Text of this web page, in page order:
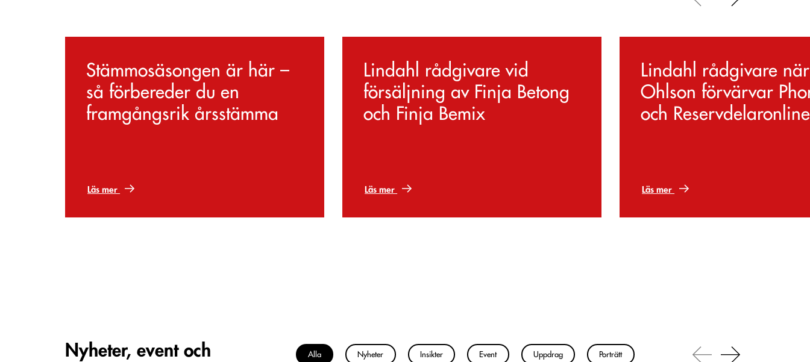
Stämmosäsongen är här –
så förbereder du en
framgångsrik årsstämma
Läs mer
Lindahl rådgivare vid
försäljning av Finja Betong
och Finja Bemix
Läs mer
Lindahl rådgivare
Ohlson förvärvar
och Reservdelaronline
Läs mer
Carousel items
Nyheter, event och
Alla Nyheter Insikter Event Uppdrag Porträtt